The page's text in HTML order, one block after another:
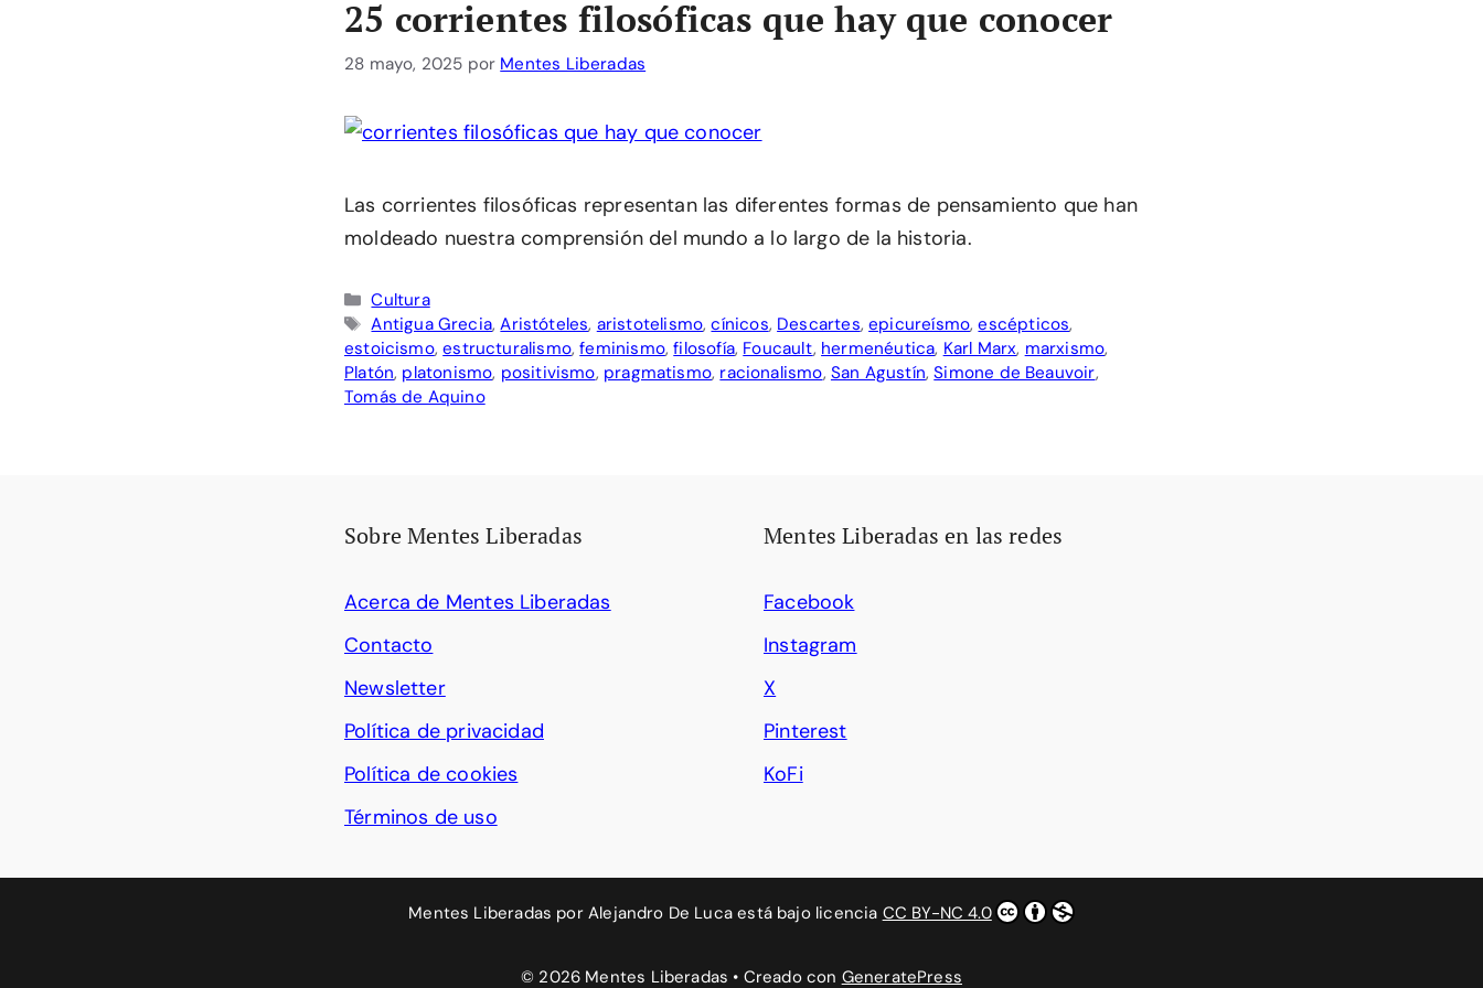
25 corrientes filosóficas que hay que conocer
28 mayo, 2025 por Mentes Liberadas
Las corrientes filosóficas representan las diferentes formas de pensamiento que han
moldeado nuestra comprensión del mundo a lo largo de la historia.
Categorías
Cultura
Etiquetas
Antigua Grecia,Aristóteles, aristotelismo,cínicos, Descartes,epicureísmo,escépticos,
estoicismo,estructuralismo,feminismo,filosofía, Foucault, hermenéutica, Karl Marx, marxismo,
Platón, platonismo, positivismo, pragmatismo, racionalismo, San Agustín,Simone de Beauvoir,
Tomás de Aquino
Sobre Mentes Liberadas
Acerca de Mentes Liberadas
Contacto
Newsletter
Política de privacidad
Política de cookies
Términos de uso
Mentes Liberadas en las redes
Facebook
Instagram
X
Pinterest
KoFi
Mentes Liberadas por Alejandro De Luca está bajo licencia CC BY-NC 4.0
© 2026 Mentes Liberadas • Creado con GeneratePress